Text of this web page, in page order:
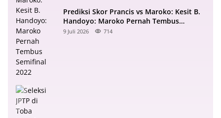
Prediksi Skor Prancis vs Maroko: Kesit B.
Handoyo: Maroko Pernah Tembus
Semifinal 2022
9 Juli 2026 714